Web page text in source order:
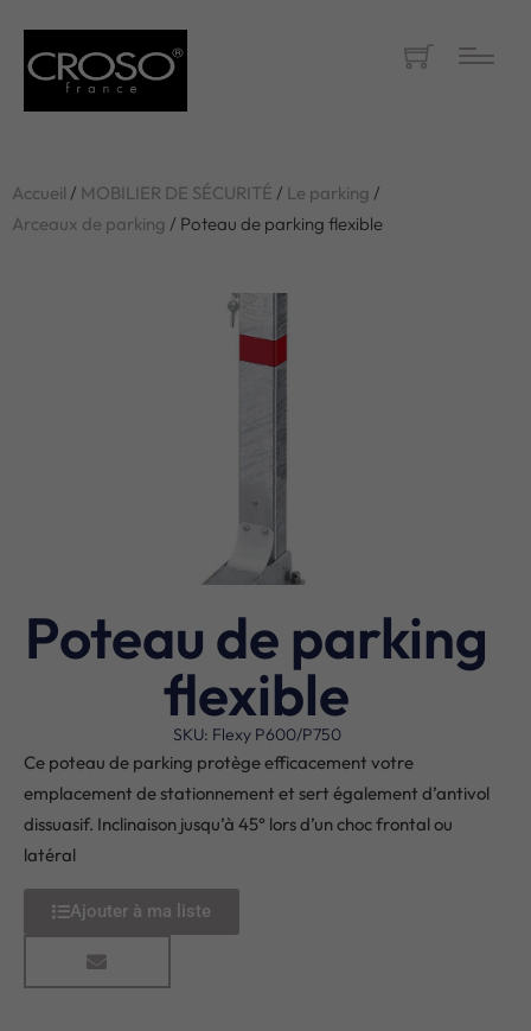
Accueil / MOBILIER DE SÉCURITÉ / Le parking /
Arceaux de parking / Poteau de parking flexible
Poteau de parking
flexible
SKU: Flexy P600/P750
Ce poteau de parking protège efficacement votre
emplacement de stationnement et sert également d’antivol
dissuasif. Inclinaison jusqu’à 45° lors d’un choc frontal ou
latéral
Ajouter à ma liste